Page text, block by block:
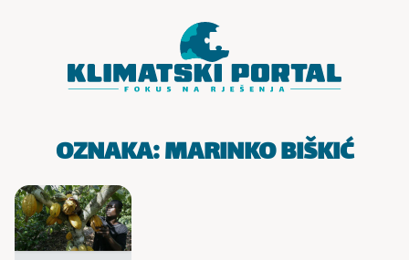
OZNAKA:MARINKO BIŠKIĆ